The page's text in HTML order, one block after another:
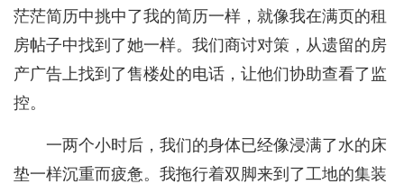
茫茫简历中挑中了我的简历一样，就像我在满页的租
房帖子中找到了她一样。我们商讨对策，从遗留的房
产广告上找到了售楼处的电话，让他们协助查看了监
控。
一两个小时后，我们的身体已经像浸满了水的床
垫一样沉重而疲惫。我拖行着双脚来到了工地的集装